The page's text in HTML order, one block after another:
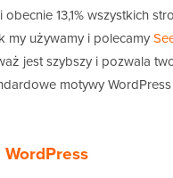
obecnie 13,1% wszystkich
my używamy i polecamy
jest szybszy i pozwala
motywy